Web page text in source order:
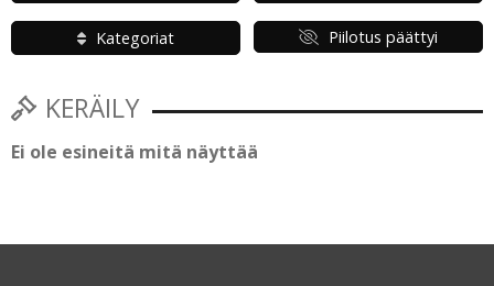
Kategoriat Piilotus päättyi
KERÄILY
Ei ole esineitä mitä näyttää